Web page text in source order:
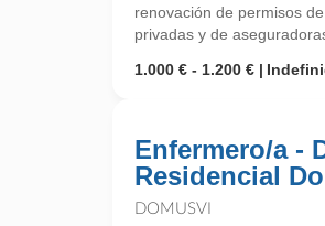
renovación de permisos
privadas y de
1.000 € - 1.200 €
Enfermero/a -
Residencial
DOMUSVI